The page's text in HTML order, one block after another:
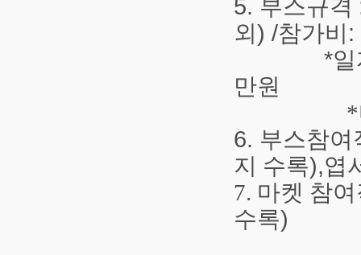
5. 부스규격
외) /참가비 :
*
만원
*마켓 :
6. 부스참
지 수록),엽
7. 마켓 참
수록)